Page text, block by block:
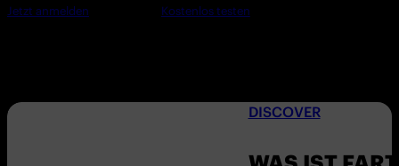
Jetzt anmelden Kostenlos testen
DISCOVER